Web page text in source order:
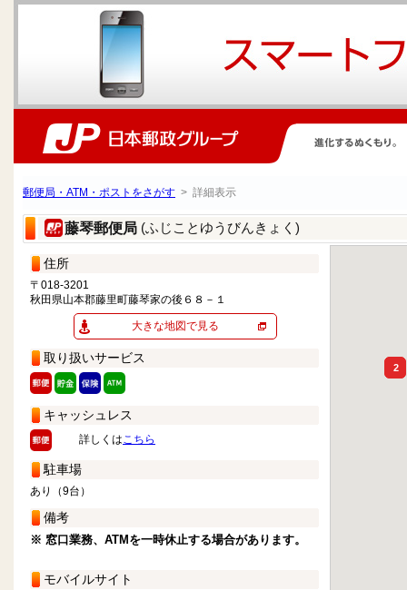
郵便局・ATM・ポストをさがす > 詳細表示
藤琴郵便局 (ふじことゆうびんきょく)
住所
〒018-3201
秋田県山本郡藤里町藤琴家の後６８－１
大きな地図で見る
取り扱いサービス
キャッシュレス
詳しくはこちら
駐車場
あり（9台）
備考
※ 窓口業務、ATMを一時休止する場合があります。
モバイルサイト
2